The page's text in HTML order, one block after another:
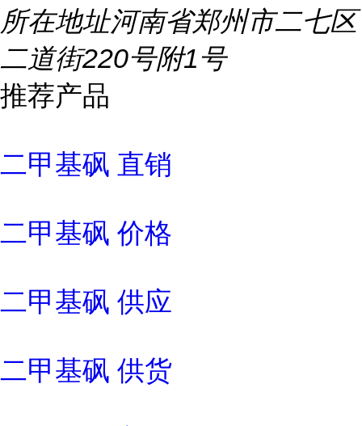
所在地址河南省郑州市二七区
二道街220号附1号
推荐产品
二甲基砜 直销
二甲基砜 价格
二甲基砜 供应
二甲基砜 供货